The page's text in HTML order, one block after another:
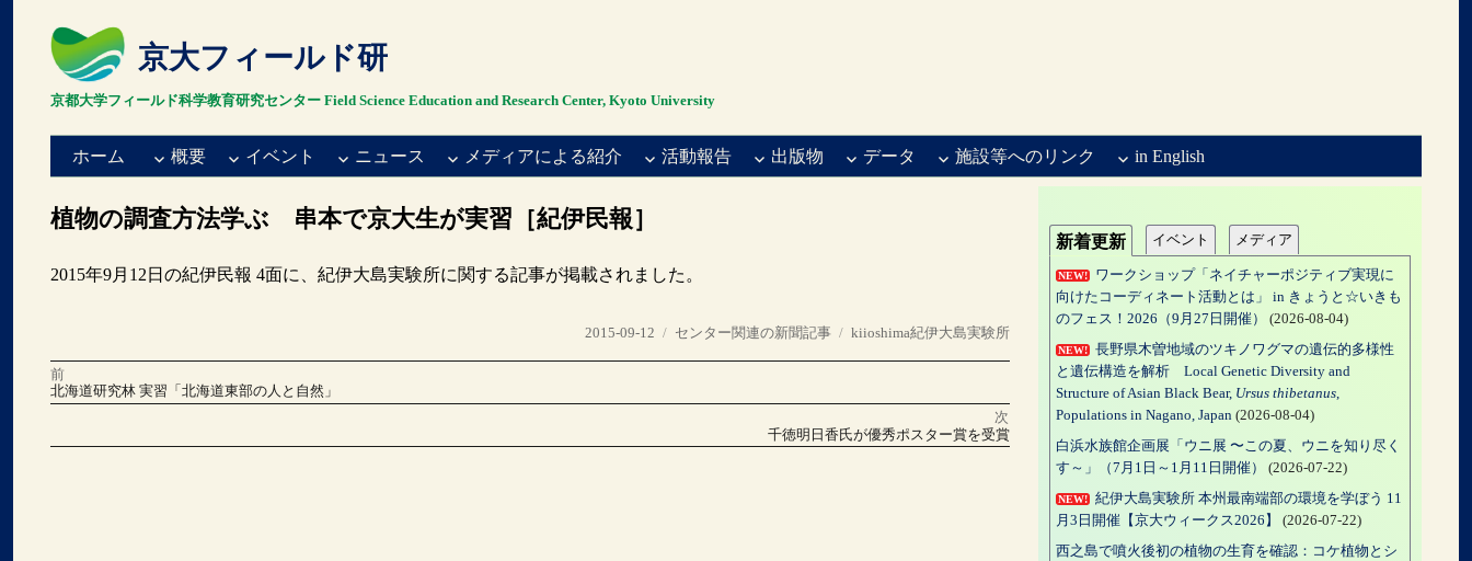
京大フィールド研
京都大学フィールド科学教育研究センター Field Science Education and Research Center, Kyoto University
ホーム 概要 イベント ニュース メディアによる紹介 活動報告 出版物 データ 施設等へのリンク in English
植物の調査方法学ぶ 串本で京大生が実習［紀伊民報］
2015年9月12日の紀伊民報 4面に、紀伊大島実験所に関する記事が掲載されました。
投
2015-09-12
カ
リ
センター関連の新聞記事
タ
kiioshima紀伊大島実験所
投
ナ
前
前
の
北海道研究林 実習「北海道東部の人と自然」
次
の
千徳明日香氏が優秀ポスター賞を受賞
新着更新 イベント メディア
NEW!
ワークショップ「ネイチャーポジティブ実現に
向けたコーディネート活動とは」 in きょうと☆いきも
のフェス！2026（9月27日開催）
(2026-08-04)
NEW!
長野県木曽地域のツキノワグマの遺伝的多様性
と遺伝構造を解析 Local Genetic Diversity and
Structure of Asian Black Bear, Ursus thibetanus,
Populations in Nagano, Japan (2026-08-04)
白浜水族館企画展「ウニ展 〜この夏、ウニを知り尽く
す～」（7月1日～1月11日開催）
(2026-07-22)
NEW!
紀伊大島実験所 本州最南端部の環境を学ぼう 11
月3日開催【京大ウィークス2026】
(2026-07-22)
西之島で噴火後初の植物の生育を確認：コケ植物とシ